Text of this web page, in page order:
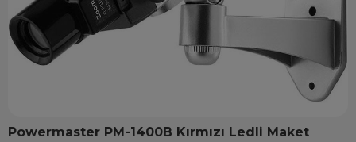
Powermaster PM-1400B Kırmızı Ledli Maket